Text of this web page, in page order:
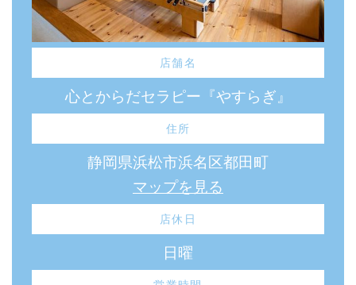
店舗名
心とからだセラピー『やすらぎ』
住所
静岡県浜松市浜名区都田町
マップを見る
店休日
日曜